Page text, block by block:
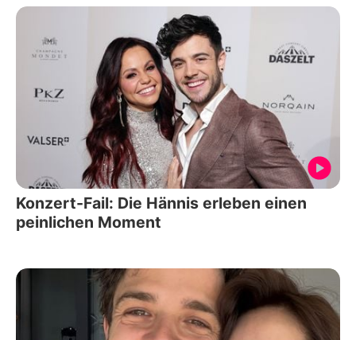
Konzert-Fail: Die Hännis erleben einen
peinlichen Moment